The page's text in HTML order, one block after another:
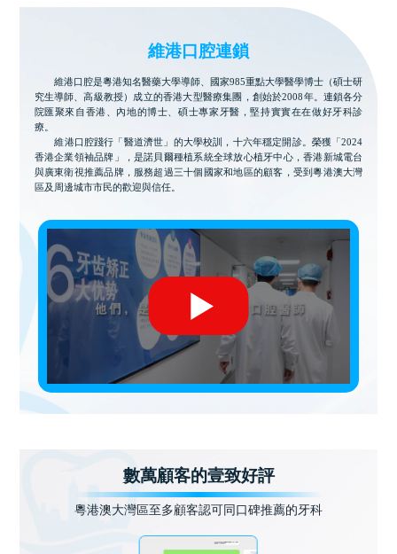
維港口腔連鎖
維港口腔是粵港知名醫藥大學導師、國家985重點大學醫學博士（碩士研
究生導師、高級教授）成立的香港大型醫療集團，創始於2008年。連鎖各分
院匯聚來自香港、內地的博士、碩士專家牙醫，堅持實實在在做好牙科診
療。
維港口腔踐行「醫道濟世」的大學校訓，十六年穩定開診。榮獲「2024
香港企業領袖品牌」，是諾貝爾種植系統全球放心植牙中心，香港新城電台
與廣東衛視推薦品牌，服務超過三十個國家和地區的顧客，受到粵港澳大灣
區及周邊城市市民的歡迎與信任。
數萬顧客的壹致好評
粵港澳大灣區至多顧客認可同口碑推薦的牙科